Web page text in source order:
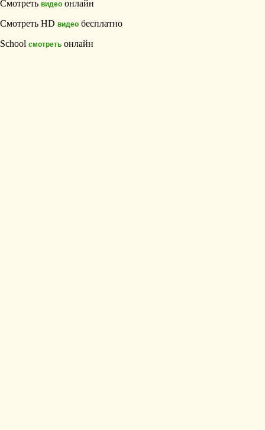
Смотреть видео онлайн
Смотреть HD видео бесплатно
School смотреть онлайн